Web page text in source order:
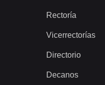
Rectoría
Vicerrectorías
Directorio
Decanos